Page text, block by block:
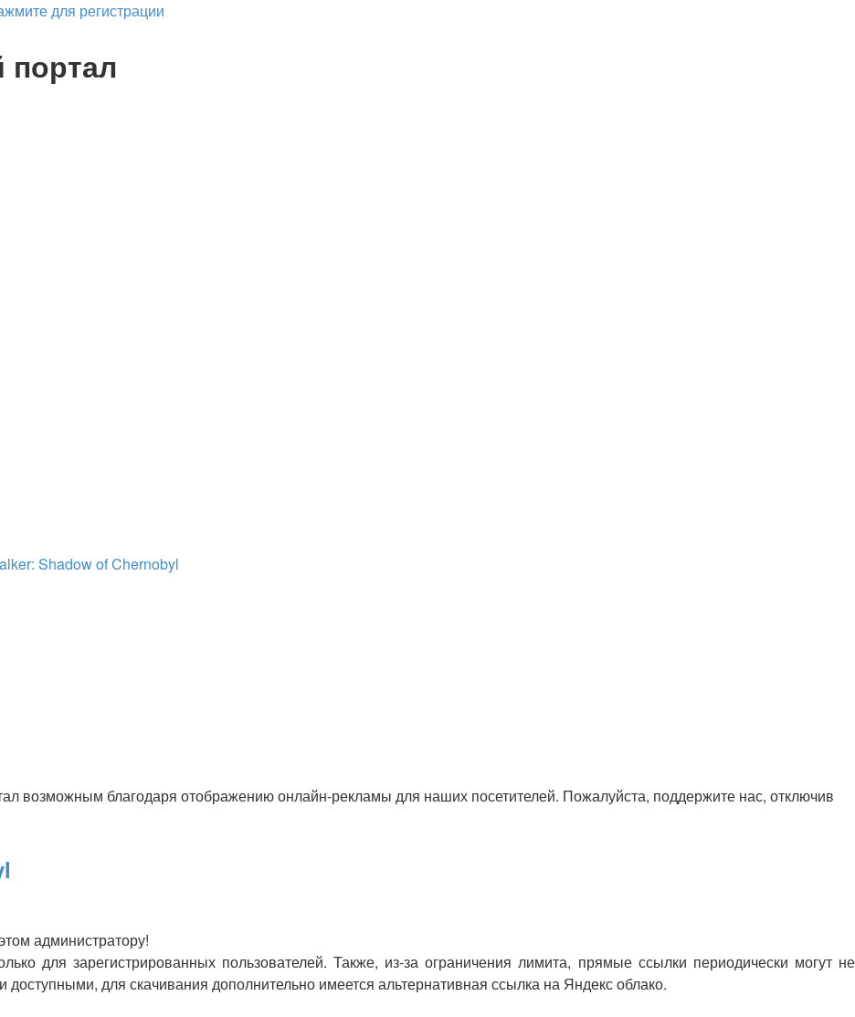
для регистрации
Shadow of Chernobyl
возможным благодаря отображению онлайн-рекламы для наших посетителей. Пожалуйста, поддержите нас, отключив
администратору!
для зарегистрированных пользователей. Также, из-за ограничения лимита, прямые ссылки периодически могут не
доступными, для скачивания дополнительно имеется альтернативная ссылка на Яндекс облако.